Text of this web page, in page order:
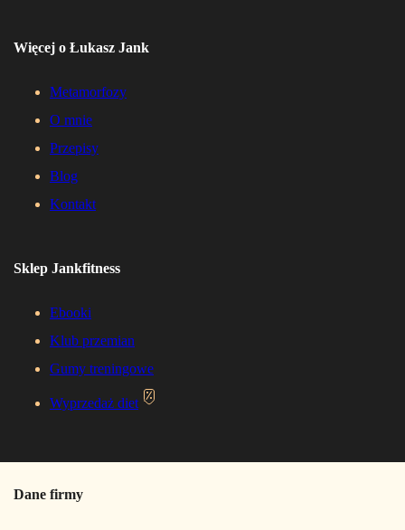
Więcej o Łukasz Jank
Metamorfozy
O mnie
Przepisy
Blog
Kontakt
Sklep Jankfitness
Ebooki
Klub przemian
Gumy treningowe
Wyprzedaż diet
Dane firmy